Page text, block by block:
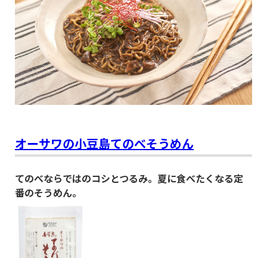
オーサワの小豆島てのべそうめん
てのべならではのコシとつるみ。夏に食べたくなる定
番のそうめん。